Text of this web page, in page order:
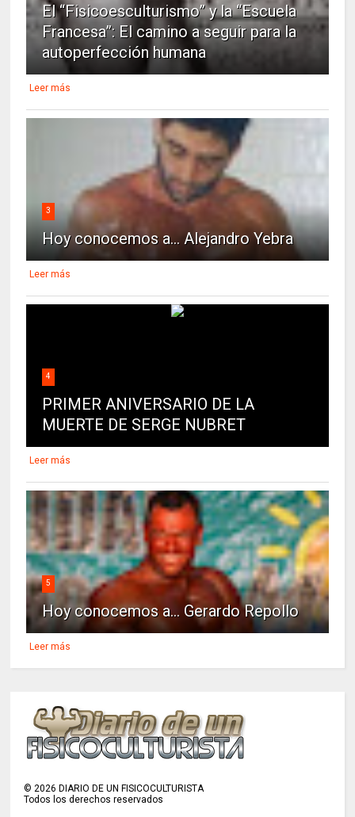
El “Fisicoesculturismo” y la “Escuela
Francesa”: El camino a seguir para la
autoperfección humana
Leer más
3
Hoy conocemos a... Alejandro Yebra
Leer más
4
PRIMER ANIVERSARIO DE LA
MUERTE DE SERGE NUBRET
Leer más
5
Hoy conocemos a... Gerardo Repollo
Leer más
©2026 DIARIO DE UN FISICOCULTURISTA
Todos los derechos reservados